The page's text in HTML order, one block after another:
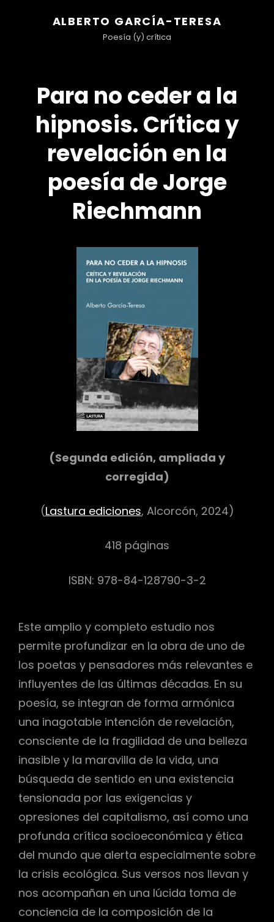
ALBERTO GARCÍA-TERESA
Poesía (y) crítica
Para no ceder a la
hipnosis. Crítica y
revelación en la
poesía de Jorge
Riechmann
(Segunda edición, ampliada y
corregida)
(Lastura ediciones, Alcorcón, 2024)
418 páginas
ISBN: 978-84-128790-3-2
Este amplio y completo estudio nos
permite profundizar en la obra de uno de
los poetas y pensadores más relevantes e
influyentes de las últimas décadas. En su
poesía, se integran de forma armónica
una inagotable intención de revelación,
consciente de la fragilidad de una belleza
inasible y la maravilla de la vida, una
búsqueda de sentido en una existencia
tensionada por las exigencias y
opresiones del capitalismo, así como una
profunda crítica socioeconómica y ética
del mundo que alerta especialmente sobre
la crisis ecológica. Sus versos nos llevan y
nos acompañan en una lúcida toma de
conciencia de la composición de la